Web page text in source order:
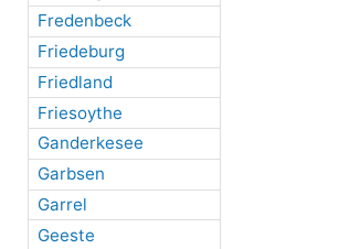
Fredenbeck
Friedeburg
Friedland
Friesoythe
Ganderkesee
Garbsen
Garrel
Geeste